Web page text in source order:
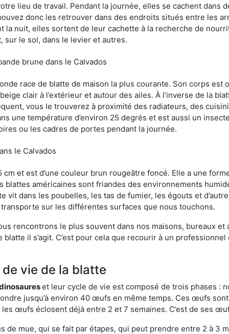
lieu de travail. Pendant la journée, elles se cachent dans
donc les retrouver dans des endroits situés entre les
la nuit, elles sortent de leur cachette à la recherche de
sur le sol, dans le levier et autres.
brune dans le Calvados
race de blatte de maison la plus courante. Son corps
clair à l’extérieur et autour des ailes. À l’inverse de la
vous le trouverez à proximité des radiateurs, des
une température d’environ 25 degrés et est aussi un
ou les cadres de portes pendant la journée.
le Calvados
cm et est d’une couleur brun rougeâtre foncé. Elle a une
blattes américaines sont friandes des environnements
vit dans les poubelles, les tas de fumier, les égouts et
sur les différentes surfaces que nous touchons.
rencontrons le plus souvent dans nos maisons, bureaux
il s’agit. C’est pour cela que recourir à un
vie de la blatte
et leur cycle de vie est composé de trois phases :
jusqu’à environ 40 œufs en même temps. Ces œufs
œufs éclosent déjà entre 2 et 7 semaines. C’est de ses
de mue, qui se fait par étapes, qui peut prendre entre 2 à 3